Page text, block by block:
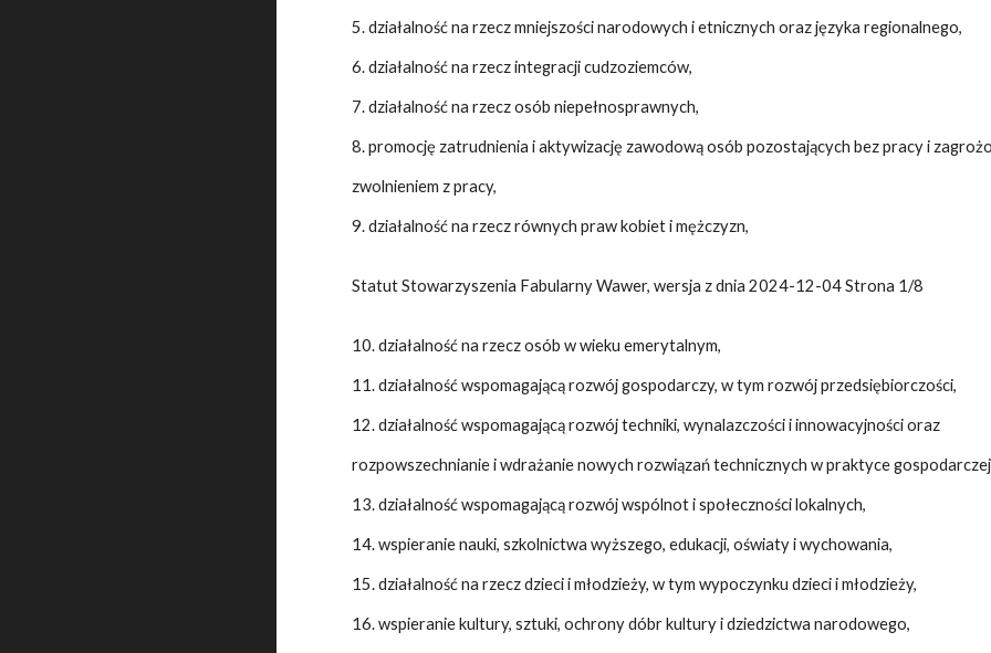
5. działalność na rzecz mniejszości narodowych i etnicznych oraz języka regionalnego,
6. działalność na rzecz integracji cudzoziemców,
7. działalność na rzecz osób niepełnosprawnych,
8. promocję zatrudnienia i aktywizację zawodową osób pozostających bez pracy i
zwolnieniem z pracy,
9. działalność na rzecz równych praw kobiet i mężczyzn,
Statut Stowarzyszenia Fabularny Wawer, wersja z dnia 2024-12-04 Strona 1/8
10. działalność na rzecz osób w wieku emerytalnym,
11. działalność wspomagającą rozwój gospodarczy, w tym rozwój przedsiębiorczości,
12. działalność wspomagającą rozwój techniki, wynalazczości i innowacyjności oraz
rozpowszechnianie i wdrażanie nowych rozwiązań technicznych w praktyce
13. działalność wspomagającą rozwój wspólnot i społeczności lokalnych,
14. wspieranie nauki, szkolnictwa wyższego, edukacji, oświaty i wychowania,
15. działalność na rzecz dzieci i młodzieży, w tym wypoczynku dzieci i młodzieży,
16. wspieranie kultury, sztuki, ochrony dóbr kultury i dziedzictwa narodowego,